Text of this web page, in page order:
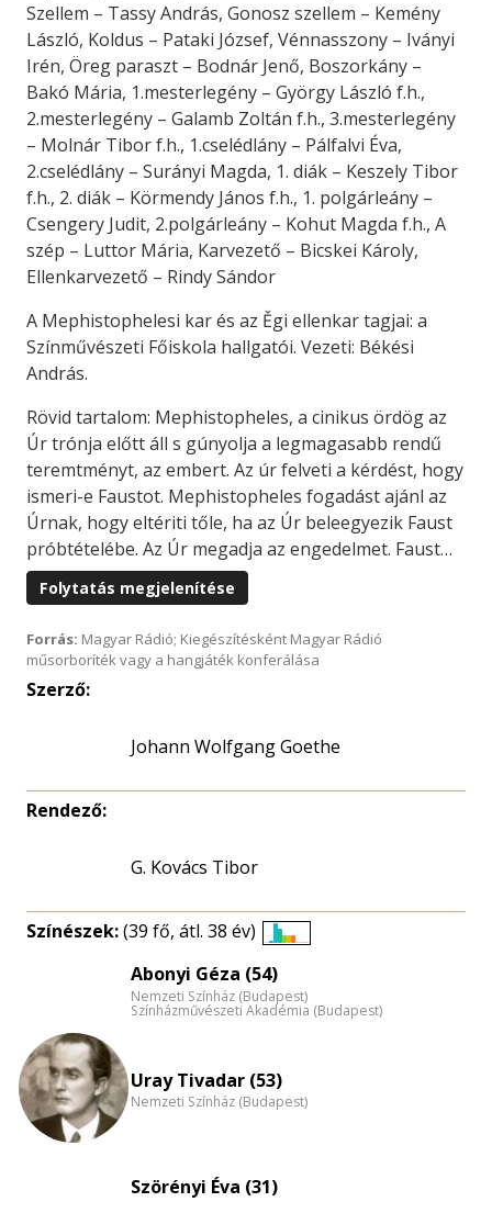
Szellem – Tassy András, Gonosz szellem – Kemény
László, Koldus – Pataki József, Vénnasszony – Iványi
Irén, Öreg paraszt – Bodnár Jenő, Boszorkány –
Bakó Mária, 1.mesterlegény – György László f.h.,
2.mesterlegény – Galamb Zoltán f.h., 3.mesterlegény
– Molnár Tibor f.h., 1.cselédlány – Pálfalvi Éva,
2.cselédlány – Surányi Magda, 1. diák – Keszely Tibor
f.h., 2. diák – Körmendy János f.h., 1. polgárleány –
Csengery Judit, 2.polgárleány – Kohut Magda f.h., A
szép – Luttor Mária, Karvezető – Bicskei Károly,
Ellenkarvezető – Rindy Sándor
A Mephistophelesi kar és az Ěgi ellenkar tagjai: a
Színművészeti Főiskola hallgatói. Vezeti: Békési
András.
Rövid tartalom: Mephistopheles, a cinikus ördög az
Úr trónja előtt áll s gúnyolja a legmagasabb rendű
teremtményt, az embert. Az úr felveti a kérdést, hogy
ismeri-e Faustot. Mephistopheles fogadást ajánl az
Úrnak, hogy eltériti tőle, ha az Úr beleegyezik Faust
próbtételébe. Az Úr megadja az engedelmet. Faust…
Folytatás megjelenítése
Forrás: Magyar Rádió; Kiegészítésként Magyar Rádió
műsorboríték vagy a hangjáték konferálása
Szerző:
Johann Wolfgang Goethe
Rendező:
G. Kovács Tibor
Színészek:(39 fő, átl. 38 év)
nagyítása
Abonyi Géza (54)
Nemzeti Színház (Budapest)
Színházművészeti Akadémia (Budapest)
Uray Tivadar (53)
Nemzeti Színház (Budapest)
Szörényi Éva (31)